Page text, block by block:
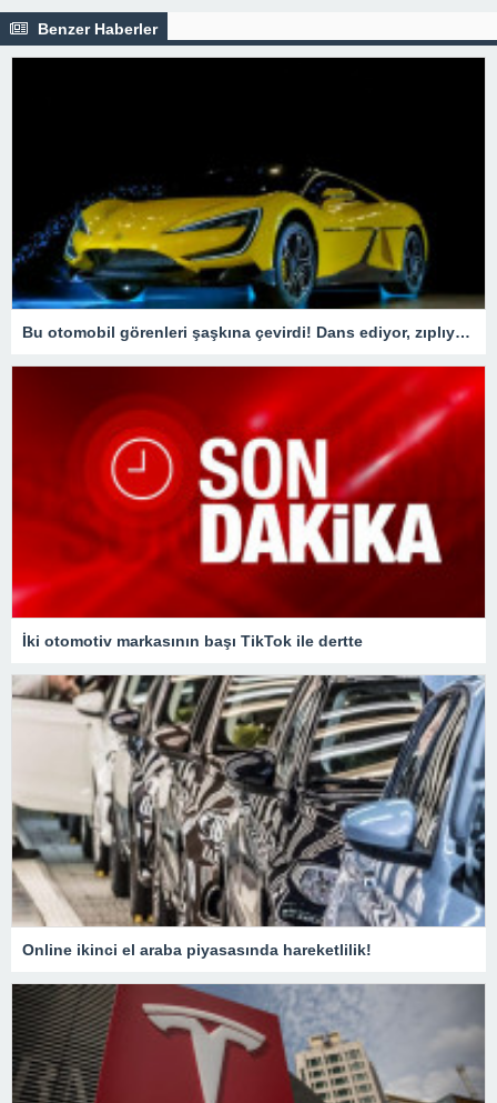
Benzer Haberler
Bu otomobil görenleri şaşkına çevirdi! Dans ediyor, zıplıyor…
İki otomotiv markasının başı TikTok ile dertte
Online ikinci el araba piyasasında hareketlilik!